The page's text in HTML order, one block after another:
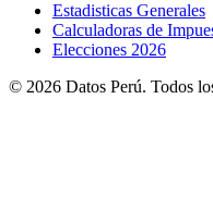
Estadisticas Generales
Calculadoras de
Elecciones 2026
© 2026 Datos Perú. Todos